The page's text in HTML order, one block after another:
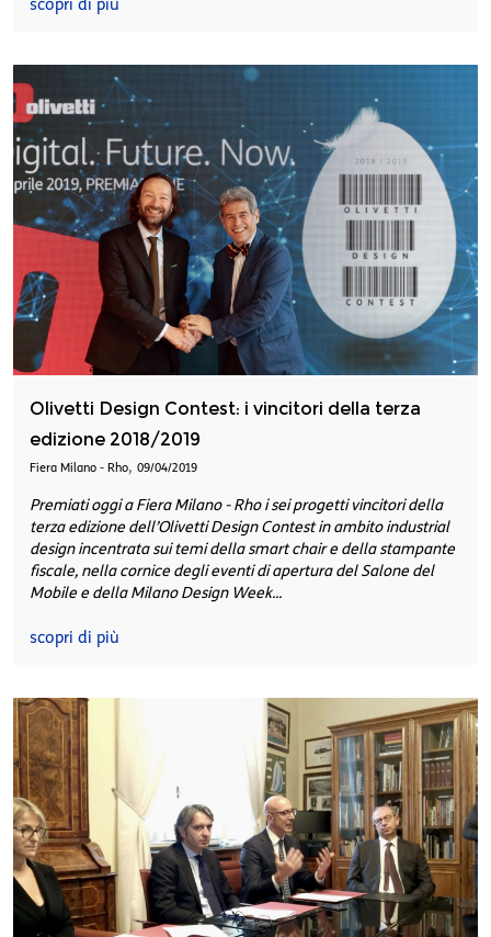
scopri di più
Olivetti Design Contest: i vincitori della terza
edizione 2018/2019
Fiera Milano - Rho, 09/04/2019
Premiati oggi a Fiera Milano - Rho i sei progetti vincitori della
terza edizione dell’Olivetti Design Contest in ambito industrial
design incentrata sui temi della smart chair e della stampante
fiscale, nella cornice degli eventi di apertura del Salone del
Mobile e della Milano Design Week...
scopri di più